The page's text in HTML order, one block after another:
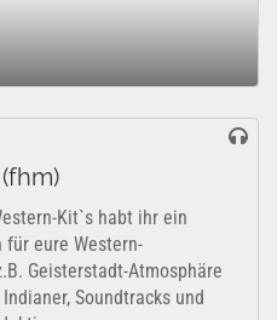
Kit`s habt ihr ein
für eure Western-
Geisterstadt-Atmosphäre
Soundtracks und